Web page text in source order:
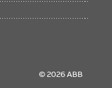
© 2026 ABB